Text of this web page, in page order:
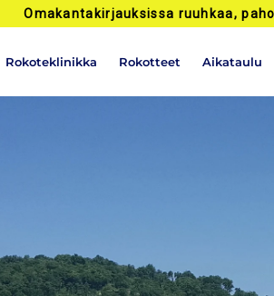
Rokoteklinikka Rokotteet Aikataulu
Omakantakirjauksissa ruuhkaa,